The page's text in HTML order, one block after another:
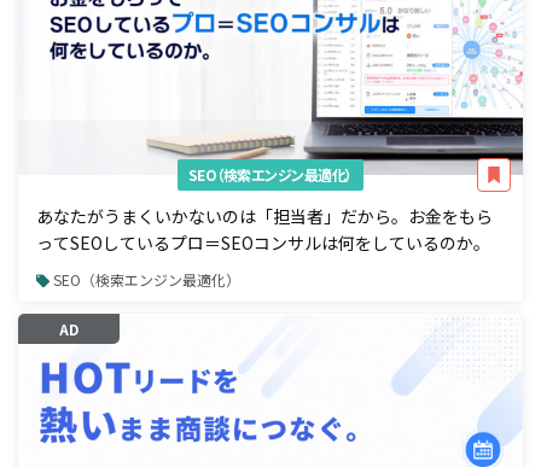
SEO（検索エンジン最適化）
あなたがうまくいかないのは「担当者」だから。お金をもら
ってSEOしているプロ＝SEOコンサルは何をしているのか。
SEO（検索エンジン最適化）
AD